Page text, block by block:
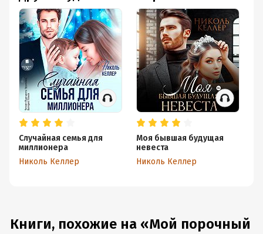
Случайная семья для
миллионера
Николь Келлер
Моя бывшая будущая
невеста
Николь Келлер
Книги, похожие на «Мой порочный